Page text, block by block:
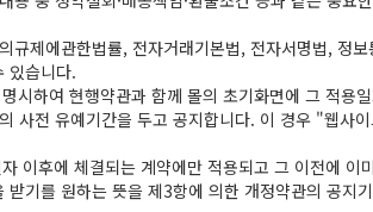
제에관한법률, 전자거래기본법, 전자서명법, 정
있습니다.
하여 현행약관과 함께 몰의 초기화면에 그 적용
사전 유예기간을 두고 공지합니다. 이 경우 "웹사
후에 체결되는 계약에만 적용되고 그 이전에 이
기를 원하는 뜻을 제3항에 의한 개정약관의 공